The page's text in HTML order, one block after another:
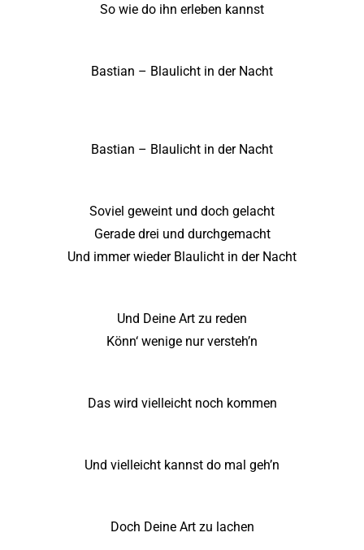
So wie do ihn erleben kannst
Bastian – Blaulicht in der Nacht
Bastian – Blaulicht in der Nacht
Soviel geweint und doch gelacht
Gerade drei und durchgemacht
Und immer wieder Blaulicht in der Nacht
Und Deine Art zu reden
Könn‘ wenige nur versteh’n
Das wird vielleicht noch kommen
Und vielleicht kannst do mal geh’n
Doch Deine Art zu lachen